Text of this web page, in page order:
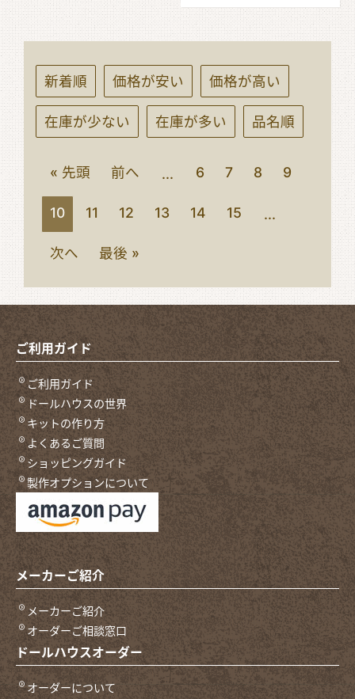
新着順 価格が安い 価格が高い
在庫が少ない 在庫が多い 品名順
« 先頭 前へ ... 6 7 8 9
10 11 12 13 14 15 ...
次へ 最後 »
ご利用ガイド
ご利用ガイド
ドールハウスの世界
キットの作り方
よくあるご質問
ショッピングガイド
製作オプションについて
メーカーご紹介
メーカーご紹介
オーダーご相談窓口
ドールハウスオーダー
オーダーについて